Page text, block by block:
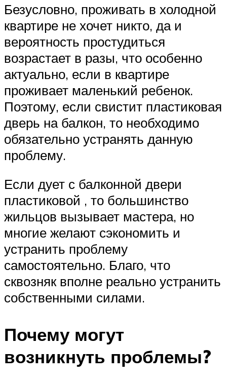
Безусловно, проживать в холодной
квартире не хочет никто, да и
вероятность простудиться
возрастает в разы, что особенно
актуально, если в квартире
проживает маленький ребенок.
Поэтому, если свистит пластиковая
дверь на балкон, то необходимо
обязательно устранять данную
проблему.
Если дует с балконной двери
пластиковой , то большинство
жильцов вызывает мастера, но
многие желают сэкономить и
устранить проблему
самостоятельно. Благо, что
сквозняк вполне реально устранить
собственными силами.
Почему могут
возникнуть проблемы?